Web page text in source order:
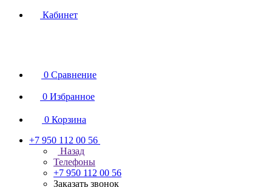
Кабинет
0 Сравнение
0 Избранное
0 Корзина
+7 950 112 00 56
Назад
Телефоны
+7 950 112 00 56
Заказать звонок